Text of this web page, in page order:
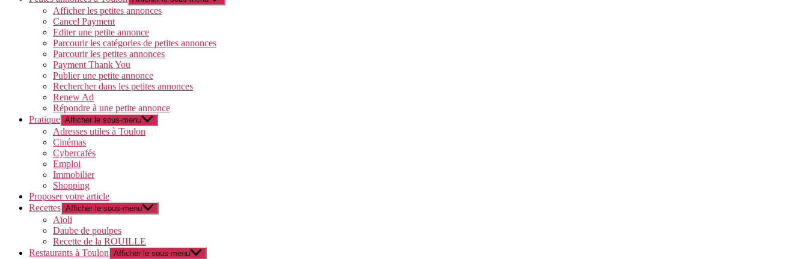
Afficher les petites annonces
Cancel Payment
Editer une petite annonce
Parcourir les catégories de petites annonces
Parcourir les petites annonces
Payment Thank You
Publier une petite annonce
Rechercher dans les petites annonces
Renew Ad
Répondre à une petite annonce
Pratique Afficher le sous-menu
Adresses utiles à Toulon
Cinémas
Cybercafés
Emploi
Immobilier
Shopping
Proposer votre article
Recettes Afficher le sous-menu
Aïoli
Daube de poulpes
Recette de la ROUILLE
Restaurants à Toulon Afficher le sous-menu